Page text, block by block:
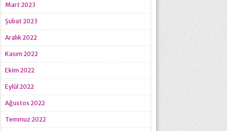
Mart 2023
Şubat 2023
Aralık 2022
Kasım 2022
Ekim 2022
Eylül 2022
Ağustos 2022
Temmuz 2022